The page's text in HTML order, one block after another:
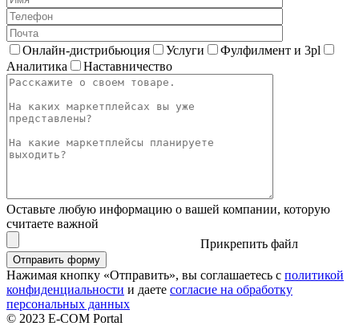
Онлайн-дистрибьюция Услуги
Фулфилмент и 3pl
Аналитика
Наставничество
Оставьте любую информацию о вашей компании, которую
считаете важной
Прикрепить файл
Нажимая кнопку «Отправить», вы соглашаетесь с политикой
конфиденциальности и даете согласие на обработку
персональных данных
© 2023 E-COM Portal